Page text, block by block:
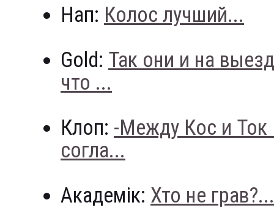
Нап: Колос лучший...
Gold: Так они и на
что ...
Клоп: -Между Кос и
согла...
Академік: Хто не грав?...